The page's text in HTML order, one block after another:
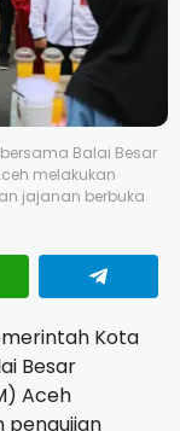
Balai Besar
melakukan
jajanan berbuka
Kota
Besar
Aceh
pengujian